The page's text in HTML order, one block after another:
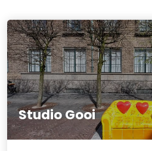
Studio Gooi